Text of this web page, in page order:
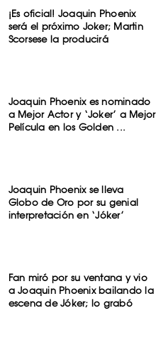
¡Es oficial! Joaquin Phoenix
será el próximo Joker; Martin
Scorsese la producirá
Joaquin Phoenix es nominado
a Mejor Actor y ‘Joker’ a Mejor
Película en los Golden ...
Joaquin Phoenix se lleva
Globo de Oro por su genial
interpretación en ‘Jóker’
Fan miró por su ventana y vio
a Joaquin Phoenix bailando la
escena de Jóker; lo grabó